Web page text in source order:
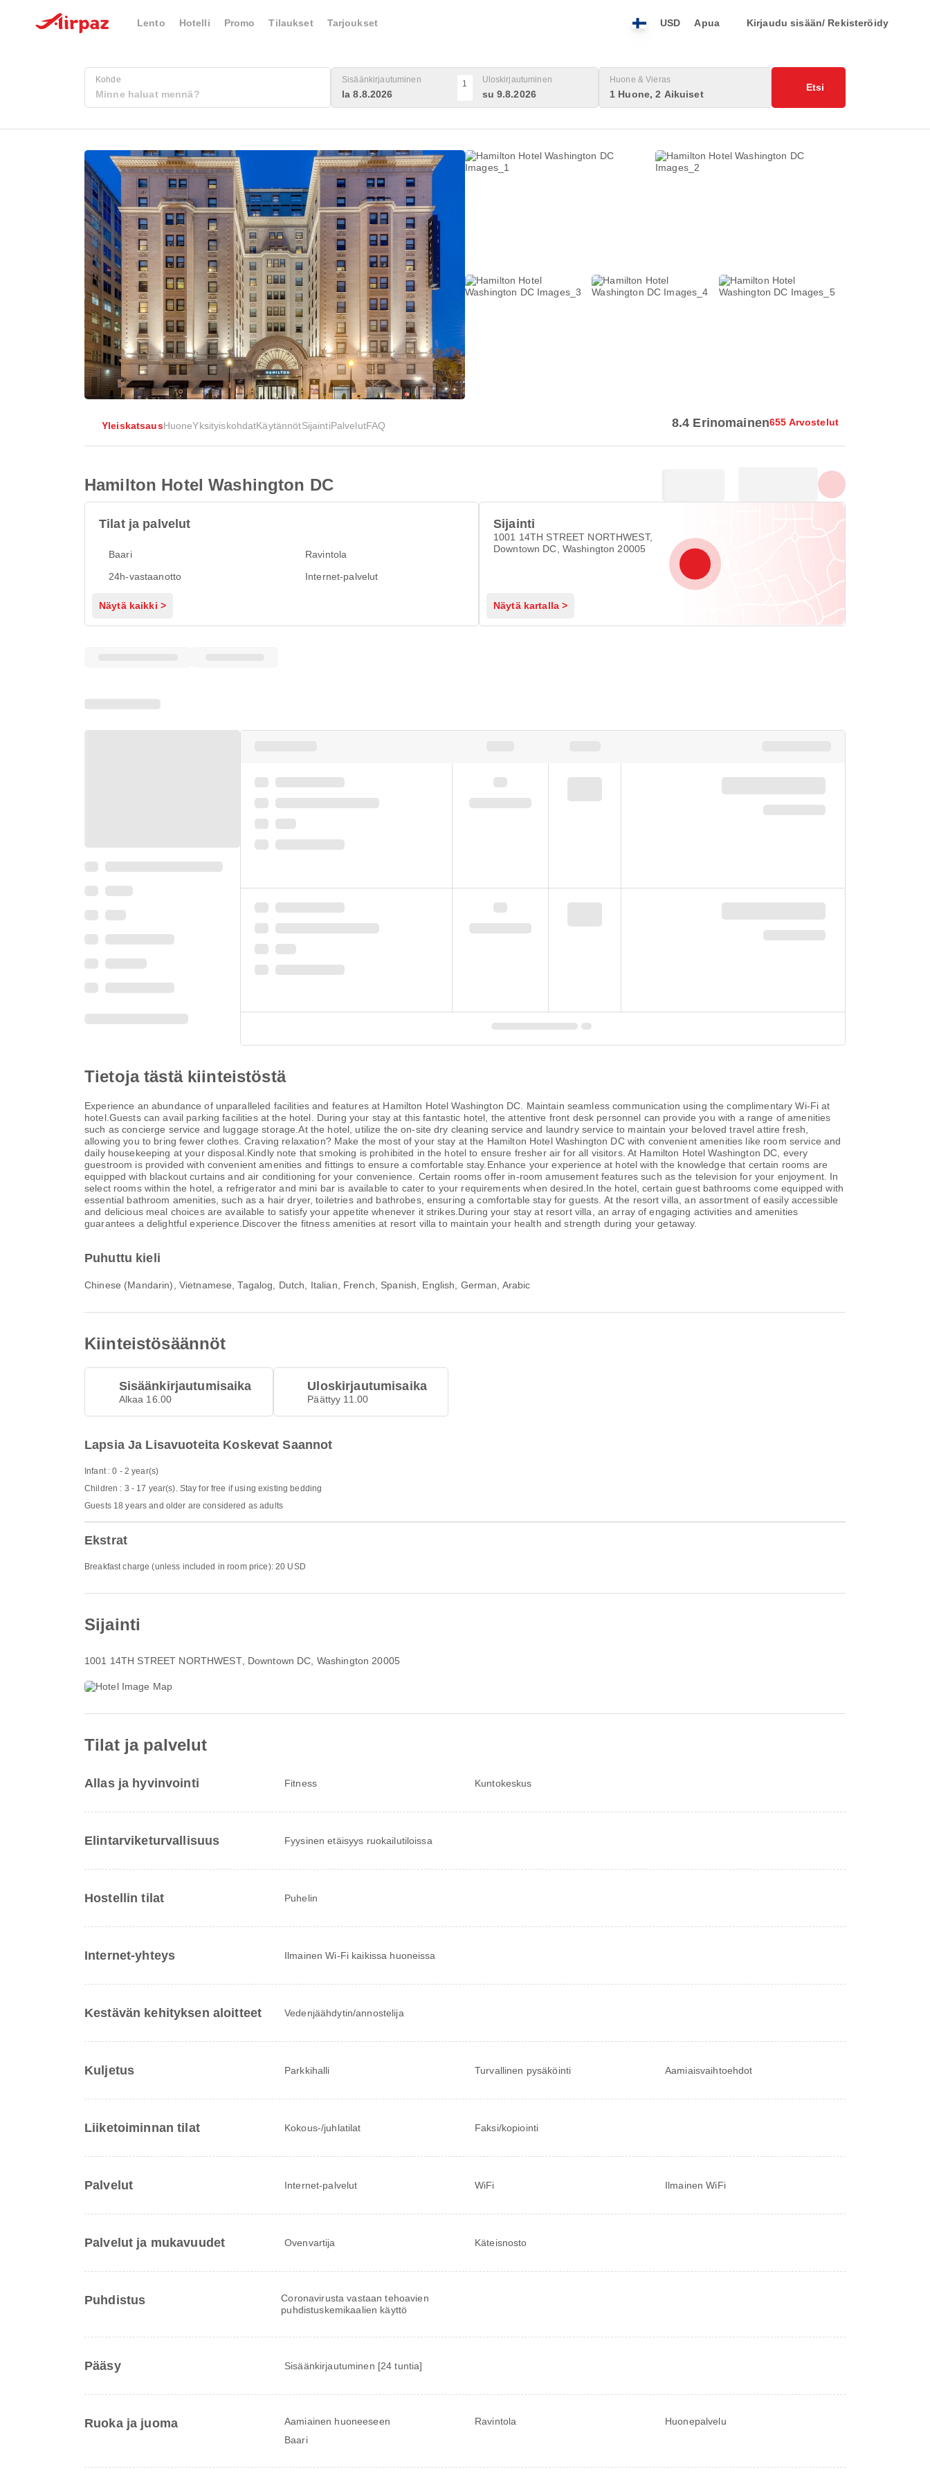
Lento Hotelli Promo Tilaukset Tarjoukset USD Apua Kirjaudu sisään/ Rekisteröidy
Kohde Sisäänkirjautuminen
la 8.8.2026
1 Uloskirjautuminen
su 9.8.2026
Huone & Vieras
1 Huone, 2 Aikuiset
Etsi
YleiskatsausHuoneYksityiskohdatKäytännötSijaintiPalvelutFAQ 8.4 Erinomainen655 Arvostelut
Hamilton Hotel Washington DC
Tilat ja palvelut
Baari
Ravintola
24h-vastaanotto
Internet-palvelut
Näytä kaikki >
Sijainti
1001 14TH STREET NORTHWEST,
Downtown DC, Washington 20005
Näytä kartalla >
Tietoja tästä kiinteistöstä
Experience an abundance of unparalleled facilities and features at Hamilton Hotel Washington DC. Maintain seamless communication using the complimentary Wi-Fi at
hotel.Guests can avail parking facilities at the hotel. During your stay at this fantastic hotel, the attentive front desk personnel can provide you with a range of amenities
such as concierge service and luggage storage.At the hotel, utilize the on-site dry cleaning service and laundry service to maintain your beloved travel attire fresh,
allowing you to bring fewer clothes. Craving relaxation? Make the most of your stay at the Hamilton Hotel Washington DC with convenient amenities like room service and
daily housekeeping at your disposal.Kindly note that smoking is prohibited in the hotel to ensure fresher air for all visitors. At Hamilton Hotel Washington DC, every
guestroom is provided with convenient amenities and fittings to ensure a comfortable stay.Enhance your experience at hotel with the knowledge that certain rooms are
equipped with blackout curtains and air conditioning for your convenience. Certain rooms offer in-room amusement features such as the television for your enjoyment. In
select rooms within the hotel, a refrigerator and mini bar is available to cater to your requirements when desired.In the hotel, certain guest bathrooms come equipped with
essential bathroom amenities, such as a hair dryer, toiletries and bathrobes, ensuring a comfortable stay for guests. At the resort villa, an assortment of easily accessible
and delicious meal choices are available to satisfy your appetite whenever it strikes.During your stay at resort villa, an array of engaging activities and amenities
guarantees a delightful experience.Discover the fitness amenities at resort villa to maintain your health and strength during your getaway.
Puhuttu kieli
Chinese (Mandarin), Vietnamese, Tagalog, Dutch, Italian, French, Spanish, English, German, Arabic
Kiinteistösäännöt
Sisäänkirjautumisaika
Alkaa 16.00
Uloskirjautumisaika
Päättyy 11.00
Lapsia Ja Lisavuoteita Koskevat Saannot
Infant : 0 - 2 year(s)
Children : 3 - 17 year(s). Stay for free if using existing bedding
Guests 18 years and older are considered as adults
Ekstrat
Breakfast charge (unless included in room price): 20 USD
Sijainti
1001 14TH STREET NORTHWEST, Downtown DC, Washington 20005
Tilat ja palvelut
Allas ja hyvinvointi Fitness Kuntokeskus
Elintarviketurvallisuus Fyysinen etäisyys ruokailutiloissa
Hostellin tilat Puhelin
Internet-yhteys Ilmainen Wi-Fi kaikissa huoneissa
Kestävän kehityksen aloitteet Vedenjäähdytin/annostelija
Kuljetus Parkkihalli Turvallinen pysäköinti Aamiaisvaihtoehdot
Liiketoiminnan tilat Kokous-/juhlatilat Faksi/kopiointi
Palvelut Internet-palvelut WiFi Ilmainen WiFi
Palvelut ja mukavuudet Ovenvartija Käteisnosto
Puhdistus
Coronavirusta vastaan tehoavien
puhdistuskemikaalien käyttö
Pääsy Sisäänkirjautuminen [24 tuntia]
Ruoka ja juoma Aamiainen huoneeseen Ravintola
Huonepalvelu
Baari